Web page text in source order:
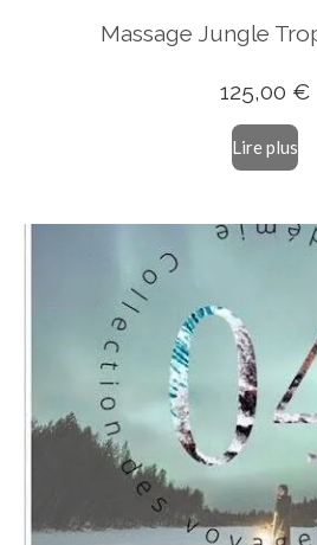
Massage Jungle
125,00 €
Lire plus